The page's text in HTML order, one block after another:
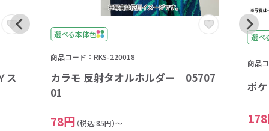
ス
選べる本体色
商品コード：RKS-220018
カラモ 反射タオルホルダー 05707
01
78円 （税込:85円）～
選べ
商品
ポ